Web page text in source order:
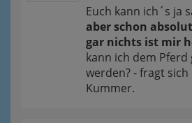
Euch kann ich´s ja
aber schon
gar nichts ist mir
kann ich dem Pferd
werden? - fragt sich
Kummer.